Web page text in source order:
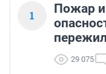
1
Пожар
29 075